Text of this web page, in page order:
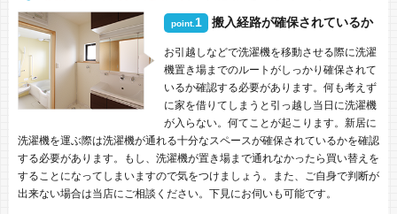
point. 1 搬入経路が確保されているか
お引越しなどで洗濯機を移動させる際に洗濯
機置き場までのルートがしっかり確保されて
いるか確認する必要があります。何も考えず
に家を借りてしまうと引っ越し当日に洗濯機
が入らない。何てことが起こります。新居に
洗濯機を運ぶ際は洗濯機が通れる十分なスペースが確保されているかを確認
する必要があります。もし、洗濯機が置き場まで通れなかったら買い替えを
することになってしまいますので気をつけましょう。また、ご自身で判断が
出来ない場合は当店にご相談ください。下見にお伺いも可能です。